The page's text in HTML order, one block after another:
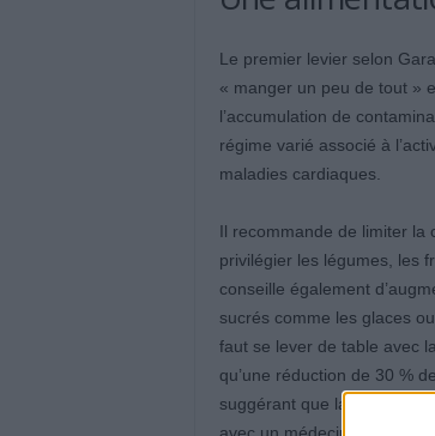
Le premier levier selon
« manger un peu de tout »
l’accumulation de
régime varié associé à
maladies cardiaques.
Il recommande de limiter la
privilégier les légumes, les
conseille également
sucrés comme les glaces
faut se lever de table avec
qu’une réduction de 30 %
suggérant que la frugalité